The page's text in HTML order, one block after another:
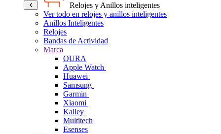
Relojes y Anillos inteligentes
Ver todo en relojes y anillos inteligentes
Anillos Inteligentes
Relojes
Bandas de Actividad
Marca
OURA
Apple Watch
Huawei
Samsung
Garmin
Xiaomi
Kalley
Multitech
Esenses